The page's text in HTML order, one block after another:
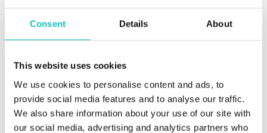
Consent Details About
This website uses cookies
We use cookies to personalise content and ads, to
provide social media features and to analyse our traffic.
We also share information about your use of our site with
our social media, advertising and analytics partners who